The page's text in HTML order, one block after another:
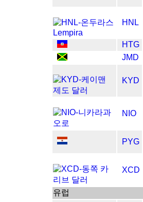
HNL
HTG
JMD
KYD
NIO
PYG
XCD
​​유럽